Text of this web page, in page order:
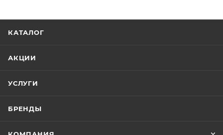
КАТАЛОГ
АКЦИИ
УСЛУГИ
БРЕНДЫ